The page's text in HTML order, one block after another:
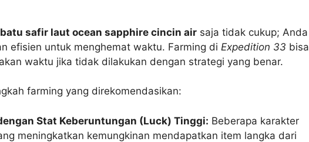
safir laut ocean sapphire cincin air saja tidak cukup; Anda
efisien untuk menghemat waktu. Farming di Expedition 33 bisa
waktu jika tidak dilakukan dengan strategi yang benar.
farming yang direkomendasikan:
Stat Keberuntungan (Luck) Tinggi: Beberapa karakter
meningkatkan kemungkinan mendapatkan item langka dari